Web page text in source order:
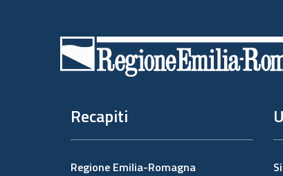
Recapiti
Regione Emilia-Romagna